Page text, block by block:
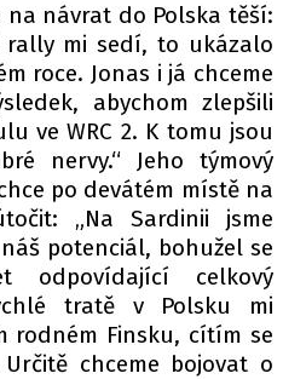
na návrat do Polska těší:
rally mi sedí, to ukázalo
roce. Jonas i já chceme
abychom zlepšili
ve WRC 2. K tomu jsou
nervy.“ Jeho týmový
po devátém místě na
„Na Sardinii jsme
potenciál, bohužel se
odpovídající celkový
tratě v Polsku mi
rodném Finsku, cítím se
chceme bojovat o